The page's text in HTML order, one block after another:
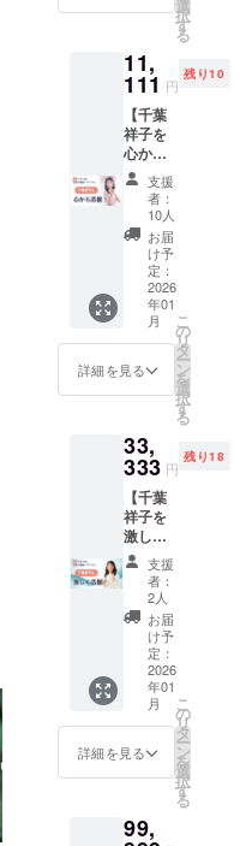
す。 講
西村栄
基 ◆サ
イン本2
冊付
【書籍
概要】
・タイ
トル：
「奪わ
れな
い！お
金を守
る７つ
の習
慣」 ・
社：き
ずな出
者：千
葉祥子
・タイ
トル：
「ドイ
ツ人の
すごい
リー
ダー
シッ
プ」 ・
出版
社：す
ばる舎
・著
者：西
村栄基
※書籍は
発売次
次発送
いたし
Zoom
2026年
3月15日
から8月
末まで
※Zoom
のリン
クなど
の詳細
は、ク
ラウド
ファン
ディン
グ終了
後、
メール
内致し
ます。
※後日、
イブ録
画もお
届けし
ます。
当日参
加でき
なかっ
た場合
でも受
講いた
だけま
す。 講
師； 千
葉祥子
西村栄
イン本2
冊付 ・
れな
い！お
要とな
す。 ◆
サイン
本1冊付
【書籍
概要】
・『奪
われな
い！お
金を守
る７つ
の習
慣』 ・
きずな
出版 ・
著者：
千葉祥
子 ※書
次発送
いたし
ます。
※国内発
送のみ
に対応
してい
ます。
どを企
いきま
す。 ※
活動期
間は
2026年
3月から
3ヶ月を
予定し
ていま
す。 ※
詳細は
クラウ
ドファ
ンディ
ング終
了後に
メール
でご案
内いた
す。 ※
ご自身
の
FACEB
OOKア
カウン
トが必
要とな
りま
す。 ◆
サイン
本1冊付
【書籍
概要】
・『奪
われな
い！お
慣』 ・
地解散
身の交
通費・
滞在費
などは
支援者
さまの
ご負担
になり
ます。
※ランチ
代は含
まれて
いま
す。 ※
公共の
場所で
面会し
ます。
◆サイ
冊付
【書籍
概要】
・『奪
われな
い！お
金を守
る７つ
の習
慣』 ・
きずな
出版 ・
著者：
千葉祥
籍は発
売次
第、順
次発送
ます。
売次
いたし
ます。
※国内発
送のみ
に対応
してい
ます。
30冊 ◇
セージ
カード
【書籍
概要】
・『奪
われな
い！お
金を守
る７つ
の習
慣』 ・
きずな
出版 ・
著者：
千葉祥
籍は発
売次
いたし
ます。
※国内発
送のみ
に対応
してい
ます。
イベン
トを開
催でき
る権利
です。
リア
ル、オ
ンライ
ンで
数々の
講演会
やお茶
会など
「参加
して本
当に良
かっ
毎回嬉
しい感
想が来
るイベ
ントの
作り方
を学べ
る貴重
な機会
です。
講演の
テーマ
は、 お
金・願
望実
し方・
聞き
など、
企画・
てきた
しょう
こ と一
緒に、
本人を
招いて
イベン
トを開
催でき
る特別
な権利
です。
リア
ル・オ
ンライ
ンを問
わず、
「参加
して本
当に良
かっ
た！」
という
感想を
多くい
ただい
てきた
しょう
このイ
ベント
づくり
を、実
際に体
験しな
会で
選
択
す
る
11,
111 円
残り10
【千葉
祥子を
心から
応援す
る権
利！】
しょう
こを応
援いた
だける
方、と
ても嬉
しいで
す！！
心から
感謝し
す！！
リター
ンがど
うとか
ではな
く、全
力で応
援して
いただ
ける方
向けに
なりま
す！ ※
ご支援
いただ
いた方
にはサ
で、そ
支援
者：
10人
お届
け予
定：
2026
年01
月
詳細を見る
こ
の
リ
タ
ー
ン
を
選
択
す
る
33,
333 円
残り18
【千葉
祥子を
激しく
応援す
る権
利！】
しょう
こを激
しく応
援いた
だける
方、本
当にあ
りがと
うござ
いま
感激で
支援
者：
2人
お届
け予
定：
2026
年01
月
詳細を見る
こ
の
リ
タ
ー
ン
を
選
択
す
る
99,